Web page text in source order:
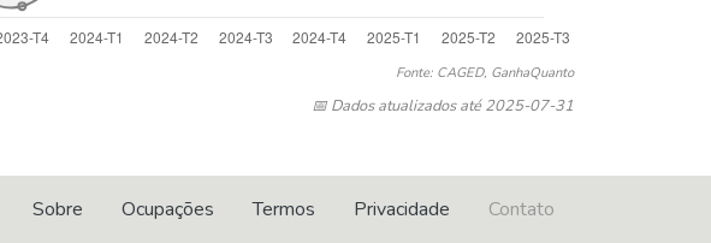
Fonte: CAGED, GanhaQuanto
📅 Dados atualizados até 2025-07-31
Sobre Ocupações Termos Privacidade Contato